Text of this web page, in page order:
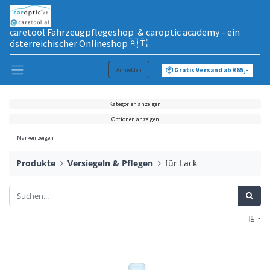
caretool Fahrzeugpflegeshop & caroptic academy - ein
österreichischer Onlineshop🇦🇹
Anmelden 📦 Gratis Versand ab €65,-
Kategorien anzeigen
Optionen anzeigen
Marken zeigen
Produkte Versiegeln & Pflegen für Lack